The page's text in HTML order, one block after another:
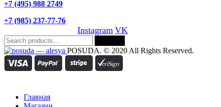
+7 (495) 988 2749
+7 (985) 237-77-76
Instagram VK
Search
for:
POSUDA. © 2020 All Rights Reserved.
Главная